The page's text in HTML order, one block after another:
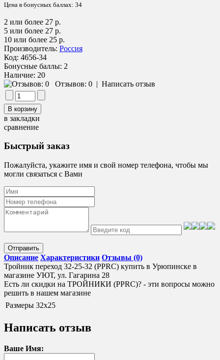
Цена в бонусных баллах: 34
2 или более 27 р.
5 или более 27 р.
10 или более 25 р.
Производитель: Россия
Код: 4656-34
Бонусные баллы: 2
Наличие: 20
Отзывов: 0 | Написать отзыв
в закладки
сравнение
Быстрый заказ
Пожалуйста, укажите имя и свой номер телефона, чтобы мы
могли связаться с Вами
Отправить
Описание Характеристики Отзывы (0)
Тройник переход 32-25-32 (PPRC) купить в Урюпинске в
магазине УЮТ, ул. Гагарина 28
Есть ли скидки на ТРОЙНИКИ (PPRC)? - эти вопросы можно
решить в нашем магазине
Размеры 32х25
Написать отзыв
Ваше Имя: